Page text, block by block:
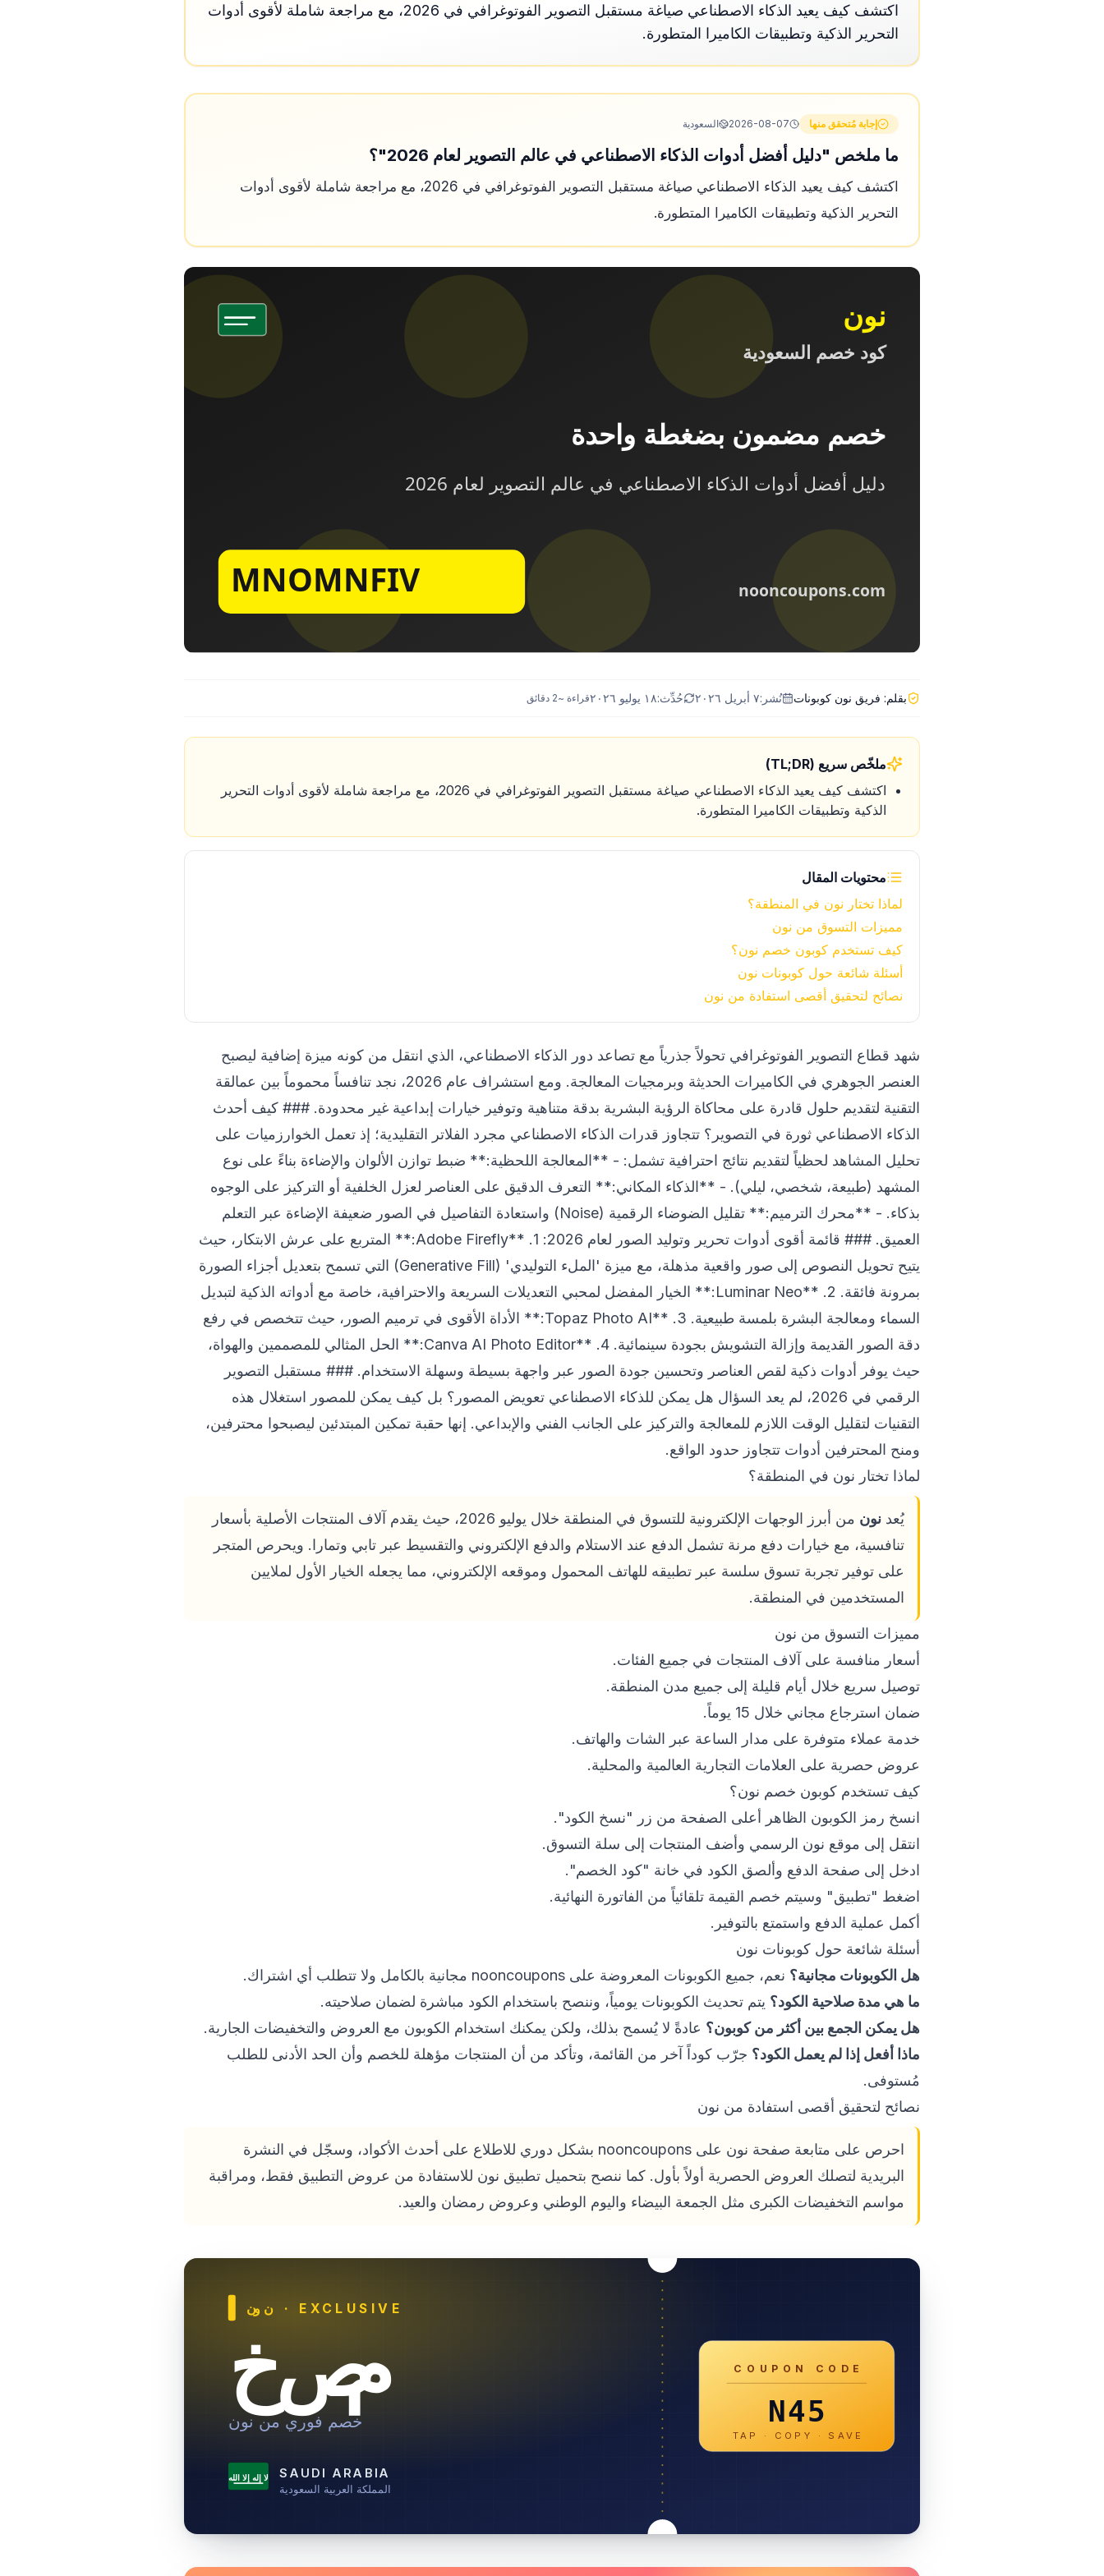
اكتشف كيف يعيد الذكاء الاصطناعي صياغة مستقبل التصوير الفوتوغرافي في 2026، مع مراجعة شاملة لأقوى أدوات
التحرير الذكية وتطبيقات الكاميرا المتطورة.
إجابة مُتحقق منها 2026-08-07 السعودية
ما ملخص "دليل أفضل أدوات الذكاء الاصطناعي في عالم التصوير لعام 2026"؟
اكتشف كيف يعيد الذكاء الاصطناعي صياغة مستقبل التصوير الفوتوغرافي في 2026، مع مراجعة شاملة لأقوى أدوات
التحرير الذكية وتطبيقات الكاميرا المتطورة.
بقلم: فريق نون كوبونات نُشر:٧ أبريل ٢٠٢٦ حُدِّث:١٨ يوليو ٢٠٢٦ قراءة ~2 دقائق
ملخّص سريع (TL;DR)
اكتشف كيف يعيد الذكاء الاصطناعي صياغة مستقبل التصوير الفوتوغرافي في 2026، مع مراجعة شاملة لأقوى أدوات التحرير
الذكية وتطبيقات الكاميرا المتطورة.
محتويات المقال
لماذا تختار نون في المنطقة؟
مميزات التسوق من نون
كيف تستخدم كوبون خصم نون؟
أسئلة شائعة حول كوبونات نون
نصائح لتحقيق أقصى استفادة من نون
شهد قطاع التصوير الفوتوغرافي تحولاً جذرياً مع تصاعد دور الذكاء الاصطناعي، الذي انتقل من كونه ميزة إضافية ليصبح
العنصر الجوهري في الكاميرات الحديثة وبرمجيات المعالجة. ومع استشراف عام 2026، نجد تنافساً محموماً بين عمالقة
التقنية لتقديم حلول قادرة على محاكاة الرؤية البشرية بدقة متناهية وتوفير خيارات إبداعية غير محدودة. ### كيف أحدث
الذكاء الاصطناعي ثورة في التصوير؟ تتجاوز قدرات الذكاء الاصطناعي مجرد الفلاتر التقليدية؛ إذ تعمل الخوارزميات على
تحليل المشاهد لحظياً لتقديم نتائج احترافية تشمل: - **المعالجة اللحظية:** ضبط توازن الألوان والإضاءة بناءً على نوع
المشهد (طبيعة، شخصي، ليلي). - **الذكاء المكاني:** التعرف الدقيق على العناصر لعزل الخلفية أو التركيز على الوجوه
بذكاء. - **محرك الترميم:** تقليل الضوضاء الرقمية (Noise) واستعادة التفاصيل في الصور ضعيفة الإضاءة عبر التعلم
العميق. ### قائمة أقوى أدوات تحرير وتوليد الصور لعام 2026: 1. **Adobe Firefly:** المتربع على عرش الابتكار، حيث
يتيح تحويل النصوص إلى صور واقعية مذهلة، مع ميزة 'الملء التوليدي' (Generative Fill) التي تسمح بتعديل أجزاء الصورة
بمرونة فائقة. 2. **Luminar Neo:** الخيار المفضل لمحبي التعديلات السريعة والاحترافية، خاصة مع أدواته الذكية لتبديل
السماء ومعالجة البشرة بلمسة طبيعية. 3. **Topaz Photo AI:** الأداة الأقوى في ترميم الصور، حيث تتخصص في رفع
دقة الصور القديمة وإزالة التشويش بجودة سينمائية. 4. **Canva AI Photo Editor:** الحل المثالي للمصممين والهواة،
حيث يوفر أدوات ذكية لقص العناصر وتحسين جودة الصور عبر واجهة بسيطة وسهلة الاستخدام. ### مستقبل التصوير
الرقمي في 2026، لم يعد السؤال هل يمكن للذكاء الاصطناعي تعويض المصور؟ بل كيف يمكن للمصور استغلال هذه
التقنيات لتقليل الوقت اللازم للمعالجة والتركيز على الجانب الفني والإبداعي. إنها حقبة تمكين المبتدئين ليصبحوا محترفين،
ومنح المحترفين أدوات تتجاوز حدود الواقع.
لماذا تختار نون في المنطقة؟
يُعد نون
من أبرز الوجهات الإلكترونية للتسوق في المنطقة خلال يوليو 2026، حيث يقدم آلاف المنتجات الأصلية بأسعار
تنافسية، مع خيارات دفع مرنة تشمل الدفع عند الاستلام والدفع الإلكتروني والتقسيط عبر تابي وتمارا. ويحرص المتجر
على توفير تجربة تسوق سلسة عبر تطبيقه للهاتف المحمول وموقعه الإلكتروني، مما يجعله الخيار الأول لملايين
المستخدمين في المنطقة.
مميزات التسوق من نون
أسعار منافسة على آلاف المنتجات في جميع الفئات.
توصيل سريع خلال أيام قليلة إلى جميع مدن المنطقة.
ضمان استرجاع مجاني خلال 15 يوماً.
خدمة عملاء متوفرة على مدار الساعة عبر الشات والهاتف.
عروض حصرية على العلامات التجارية العالمية والمحلية.
كيف تستخدم كوبون خصم نون؟
انسخ رمز الكوبون الظاهر أعلى الصفحة من زر "نسخ الكود".
انتقل إلى موقع نون الرسمي وأضف المنتجات إلى سلة التسوق.
ادخل إلى صفحة الدفع وألصق الكود في خانة "كود الخصم".
اضغط "تطبيق" وسيتم خصم القيمة تلقائياً من الفاتورة النهائية.
أكمل عملية الدفع واستمتع بالتوفير.
أسئلة شائعة حول كوبونات نون
هل الكوبونات مجانية؟ نعم، جميع الكوبونات المعروضة على nooncoupons مجانية بالكامل ولا تتطلب أي اشتراك.
ما هي مدة صلاحية الكود؟ يتم تحديث الكوبونات يومياً، وننصح باستخدام الكود مباشرة لضمان صلاحيته.
هل يمكن الجمع بين أكثر من كوبون؟ عادةً لا يُسمح بذلك، ولكن يمكنك استخدام الكوبون مع العروض والتخفيضات الجارية.
ماذا أفعل إذا لم يعمل الكود؟ جرّب كوداً آخر من القائمة، وتأكد من أن المنتجات مؤهلة للخصم وأن الحد الأدنى للطلب
مُستوفى.
نصائح لتحقيق أقصى استفادة من نون
احرص على متابعة صفحة نون على nooncoupons بشكل دوري للاطلاع على أحدث الأكواد، وسجّل في النشرة
البريدية لتصلك العروض الحصرية أولاً بأول. كما ننصح بتحميل تطبيق نون للاستفادة من عروض التطبيق فقط، ومراقبة
مواسم التخفيضات الكبرى مثل الجمعة البيضاء واليوم الوطني وعروض رمضان والعيد.
نون · EXCLUSIVE
خصم
خصم فوري من نون
لا إله إلا الله SAUDI ARABIA
المملكة العربية السعودية
COUPON CODE
N45
TAP · COPY · SAVE